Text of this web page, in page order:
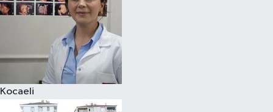
Kocaeli